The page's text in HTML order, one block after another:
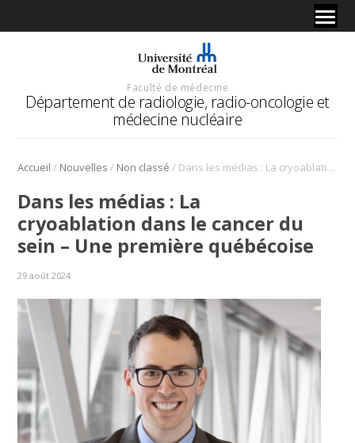
Faculté de médecine
Département de radiologie, radio-oncologie et
médecine nucléaire
Accueil / Nouvelles / Non classé / Dans les médias : La cryoablation dans le cancer du sein – Une première québécoise
Dans les médias : La
cryoablation dans le cancer du
sein – Une première québécoise
29 août 2024